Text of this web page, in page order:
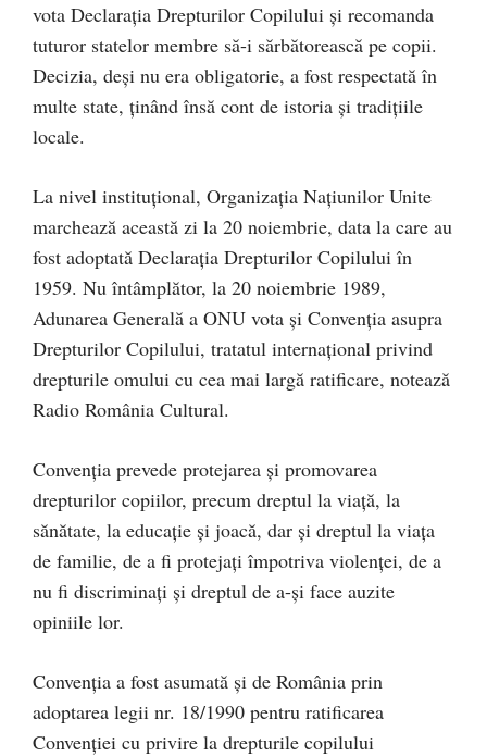
vota Declaraţia Drepturilor Copilului şi recomanda
tuturor statelor membre să-i sărbătorească pe copii.
Decizia, deşi nu era obligatorie, a fost respectată în
multe state, ţinând însă cont de istoria şi tradiţiile
locale.
La nivel instituţional, Organizaţia Naţiunilor Unite
marchează această zi la 20 noiembrie, data la care au
fost adoptată Declaraţia Drepturilor Copilului în
1959. Nu întâmplător, la 20 noiembrie 1989,
Adunarea Generală a ONU vota şi Convenţia asupra
Drepturilor Copilului, tratatul internaţional privind
drepturile omului cu cea mai largă ratificare, notează
Radio România Cultural.
Convenţia prevede protejarea şi promovarea
drepturilor copiilor, precum dreptul la viaţă, la
sănătate, la educaţie şi joacă, dar şi dreptul la viaţa
de familie, de a fi protejaţi împotriva violenţei, de a
nu fi discriminaţi şi dreptul de a-şi face auzite
opiniile lor.
Convenția a fost asumată și de România prin
adoptarea legii nr. 18/1990 pentru ratificarea
Convenției cu privire la drepturile copilului